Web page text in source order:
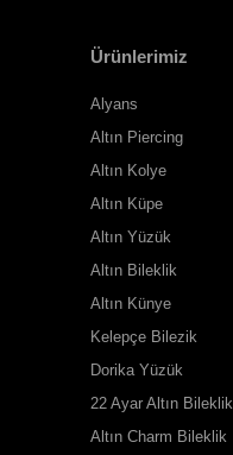
Ürünlerimiz
Alyans
Altın Piercing
Altın Kolye
Altın Küpe
Altın Yüzük
Altın Bileklik
Altın Künye
Kelepçe Bilezik
Dorika Yüzük
22 Ayar Altın Bileklik
Altın Charm Bileklik